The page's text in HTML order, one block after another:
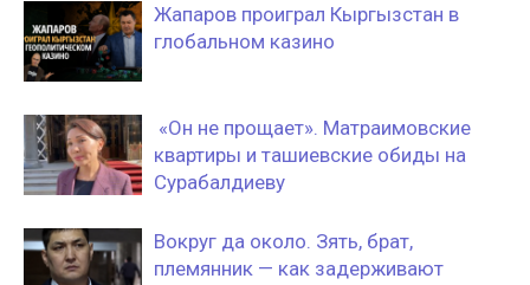
Жапаров проиграл Кыргызстан в
глобальном казино
«Он не прощает». Матраимовские
квартиры и ташиевские обиды на
Сурабалдиеву
Вокруг да около. Зять, брат,
племянник — как задерживают